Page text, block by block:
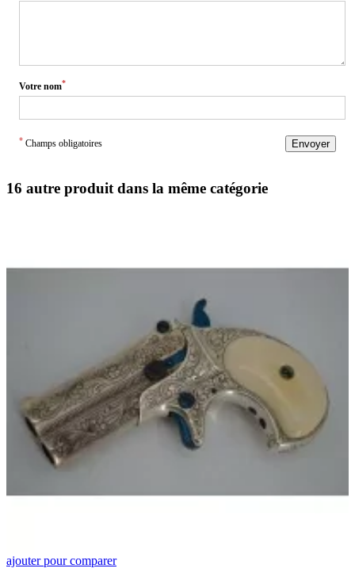
Votre nom*
* Champs obligatoires Envoyer
16 autre produit dans la même catégorie
ajouter pour comparer